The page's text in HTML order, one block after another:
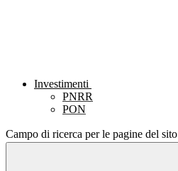
Investimenti
PNRR
PON
Campo di ricerca per le pagine del sito